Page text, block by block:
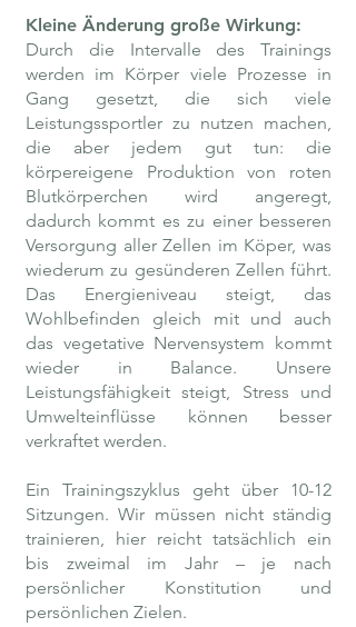
Kleine Änderung große Wirkung:
Durch die Intervalle des Trainings
werden im Körper viele Prozesse in
Gang gesetzt, die sich viele
Leistungssportler zu nutzen machen,
die aber jedem gut tun: die
körpereigene Produktion von roten
Blutkörperchen wird angeregt,
dadurch kommt es zu einer besseren
Versorgung aller Zellen im Köper, was
wiederum zu gesünderen Zellen führt.
Das Energieniveau steigt, das
Wohlbefinden gleich mit und auch
das vegetative Nervensystem kommt
wieder in Balance. Unsere
Leistungsfähigkeit steigt, Stress und
Umwelteinflüsse können besser
verkraftet werden.
Ein Trainingszyklus geht über 10-12
Sitzungen. Wir müssen nicht ständig
trainieren, hier reicht tatsächlich ein
bis zweimal im Jahr – je nach
persönlicher Konstitution und
persönlichen Zielen.